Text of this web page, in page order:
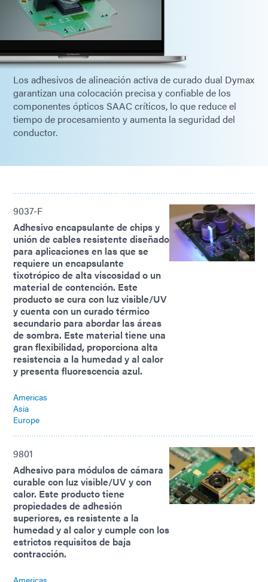
Los adhesivos de alineación activa de curado dual Dymax
garantizan una colocación precisa y confiable de los
componentes ópticos SAAC críticos, lo que reduce el
tiempo de procesamiento y aumenta la seguridad del
conductor.
9037-F
Adhesivo encapsulante de chips y
unión de cables resistente diseñado
para aplicaciones en las que se
requiere un encapsulante
tixotrópico de alta viscosidad o un
material de contención. Este
producto se cura con luz visible/UV
y cuenta con un curado térmico
secundario para abordar las áreas
de sombra. Este material tiene una
gran flexibilidad, proporciona alta
resistencia a la humedad y al calor
y presenta fluorescencia azul.
Americas
Asia
Europe
9801
Adhesivo para módulos de cámara
curable con luz visible/UV y con
calor. Este producto tiene
propiedades de adhesión
superiores, es resistente a la
humedad y al calor y cumple con los
estrictos requisitos de baja
contracción.
Americas